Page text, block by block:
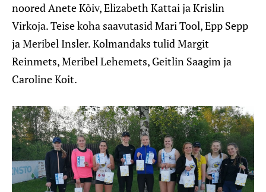
noored Anete Kõiv, Elizabeth Kattai ja Krislin
Virkoja. Teise koha saavutasid Mari Tool, Epp Sepp
ja Meribel Insler. Kolmandaks tulid Margit
Reinmets, Meribel Lehemets, Geitlin Saagim ja
Caroline Koit.